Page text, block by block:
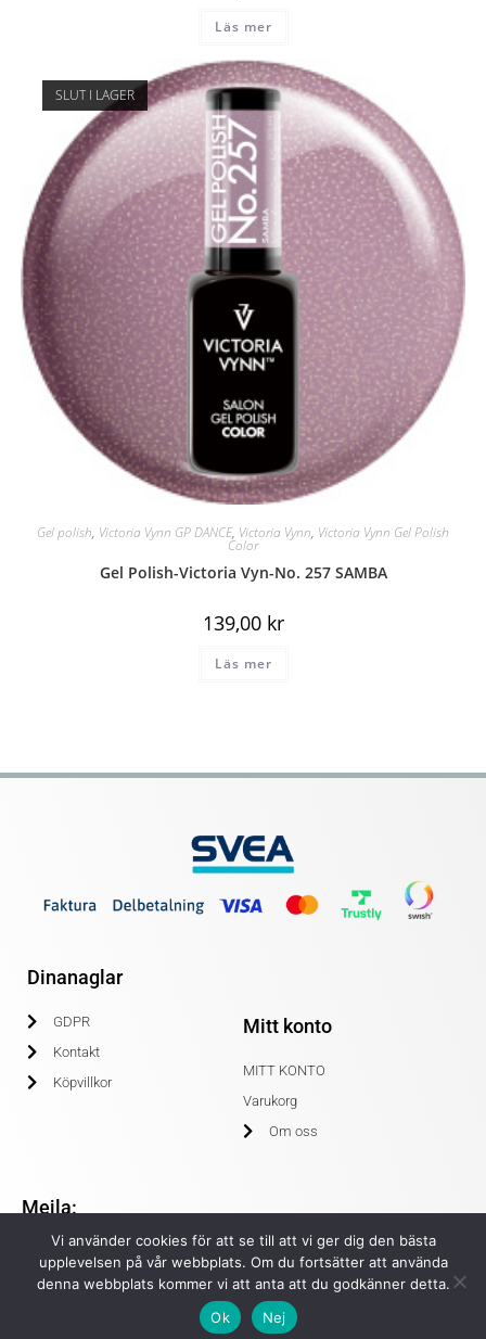
Läs mer
SLUT I LAGER
Gel polish, Victoria Vynn GP DANCE, Victoria Vynn, Victoria Vynn Gel Polish
Color
Gel Polish-Victoria Vyn-No. 257 SAMBA
139,00 kr
Läs mer
Dinanaglar
GDPR
Kontakt
Köpvillkor
Mitt konto
MITT KONTO
Varukorg
Om oss
Mejla:
info@dinanaglar.se
© COPYRIGHT 2020 DINANAGLAR.SE
Vi använder cookies för att se till att vi ger dig den bästa
upplevelsen på vår webbplats. Om du fortsätter att använda
denna webbplats kommer vi att anta att du godkänner detta.
Ok
Nej